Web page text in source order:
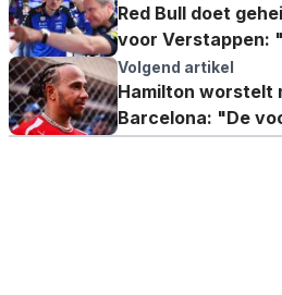
Red Bull doet
voor Verstappen:
ontdekken!"
Volgend artikel
Hamilton worstelt
Barcelona: "De
geen meter"